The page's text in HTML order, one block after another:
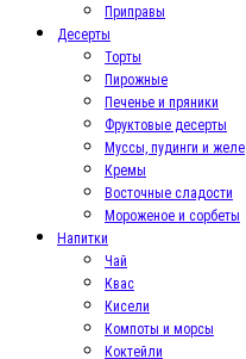
Приправы
Десерты
Торты
Пирожные
Печенье и пряники
Фруктовые десерты
Муссы, пудинги и желе
Кремы
Восточные сладости
Мороженое и сорбеты
Напитки
Чай
Квас
Кисели
Компоты и морсы
Коктейли